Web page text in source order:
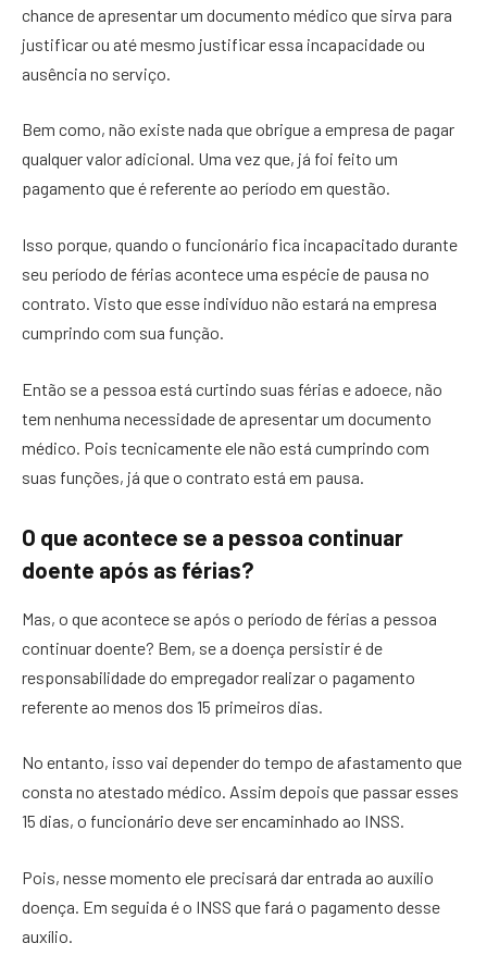
chance de apresentar um documento médico que sirva para
justificar ou até mesmo justificar essa incapacidade ou
ausência no serviço.
Bem como, não existe nada que obrigue a empresa de pagar
qualquer valor adicional. Uma vez que, já foi feito um
pagamento que é referente ao período em questão.
Isso porque, quando o funcionário fica incapacitado durante
seu período de férias acontece uma espécie de pausa no
contrato. Visto que esse indivíduo não estará na empresa
cumprindo com sua função.
Então se a pessoa está curtindo suas férias e adoece, não
tem nenhuma necessidade de apresentar um documento
médico. Pois tecnicamente ele não está cumprindo com
suas funções, já que o contrato está em pausa.
O que acontece se a pessoa continuar
doente após as férias?
Mas, o que acontece se após o período de férias a pessoa
continuar doente? Bem, se a doença persistir é de
responsabilidade do empregador realizar o pagamento
referente ao menos dos 15 primeiros dias.
No entanto, isso vai depender do tempo de afastamento que
consta no atestado médico. Assim depois que passar esses
15 dias, o funcionário deve ser encaminhado ao INSS.
Pois, nesse momento ele precisará dar entrada ao auxílio
doença. Em seguida é o INSS que fará o pagamento desse
auxílio.